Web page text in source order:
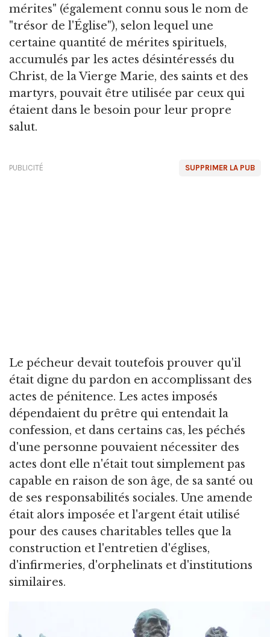
mérites" (également connu sous le nom de
"trésor de l'Église"), selon lequel une
certaine quantité de mérites spirituels,
accumulés par les actes désintéressés du
Christ, de la Vierge Marie, des saints et des
martyrs, pouvait être utilisée par ceux qui
étaient dans le besoin pour leur propre
salut.
SUPPRIMER LA PUB
PUBLICITÉ
Le pécheur devait toutefois prouver qu'il
était digne du pardon en accomplissant des
actes de pénitence. Les actes imposés
dépendaient du prêtre qui entendait la
confession, et dans certains cas, les péchés
d'une personne pouvaient nécessiter des
actes dont elle n'était tout simplement pas
capable en raison de son âge, de sa santé ou
de ses responsabilités sociales. Une amende
était alors imposée et l'argent était utilisé
pour des causes charitables telles que la
construction et l'entretien d'églises,
d'infirmeries, d'orphelinats et d'institutions
similaires.